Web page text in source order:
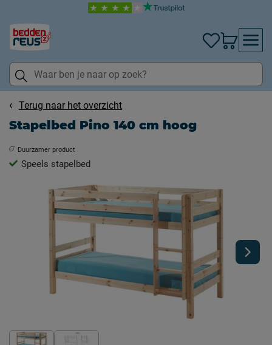
Terug naar het overzicht
Stapelbed Pino 140 cm hoog
Duurzamer product
Speels stapelbed